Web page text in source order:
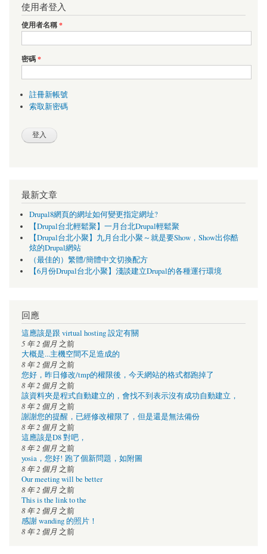
使用者登入
使用者名稱*
密碼*
註冊新帳號
索取新密碼
最新文章
Drupal8網頁的網址如何變更指定網址?
【Drupal台北輕鬆聚】一月台北Drupal輕鬆聚
【Drupal台北小聚】九月台北小聚～就是要Show，Show出你酷
炫的Drupal網站
（最佳的）繁體/簡體中文切換配方
【6月份Drupal台北小聚】淺談建立Drupal的各種運行環境
回應
這應該是跟 virtual hosting 設定有關
5 年 2 個月 之前
大概是...主機空間不足造成的
8 年 2 個月 之前
您好，昨日修改/tmp的權限後，今天網站的格式都跑掉了
8 年 2 個月 之前
該資料夾是程式自動建立的，會找不到表示沒有成功自動建立，
8 年 2 個月 之前
謝謝您的提醒，已經修改權限了，但是還是無法備份
8 年 2 個月 之前
這應該是D8 對吧，
8 年 2 個月 之前
yosia，您好! 跑了個新問題，如附圖
8 年 2 個月 之前
Our meeting will be better
8 年 2 個月 之前
This is the link to the
8 年 2 個月 之前
感謝 wanding 的照片！
8 年 2 個月 之前